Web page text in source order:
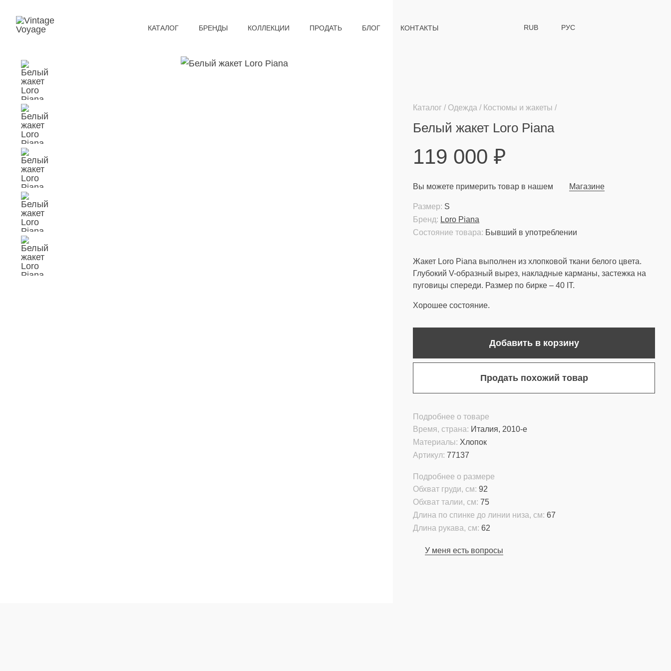
КАТАЛОГ БРЕНДЫ КОЛЛЕКЦИИ ПРОДАТЬ БЛОГ КОНТАКТЫ RUB РУС
Каталог Одежда Костюмы и жакеты
Белый жакет Loro Piana
119 000₽
Вы можете примерить товар в нашем Магазине
Состояние товара: Бывший в употреблении
Бренд: Loro Piana
Размер: S
Жакет Loro Piana выполнен из хлопковой ткани белого цвета.
Глубокий V-образный вырез, накладные карманы, застежка на
пуговицы спереди. Размер по бирке – 40 IT.
Хорошее состояние.
Добавить в корзину
Продать похожий товар
Подробнее о товаре
Материалы: Хлопок
Время, страна: Италия, 2010-е
Артикул: 77137
Подробнее о размере
Длина рукава, см: 62
Длина по спинке до линии низа, см: 67
Обхват талии, см: 75
Обхват груди, см: 92
У меня есть вопросы